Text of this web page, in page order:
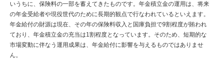
いうちに、保険料の一部を蓄えてきたものです。年金積立金の運用は、将来
の年金受給者や現役世代のために長期的観点で行なわれているといえます。
年金給付の財源は現在、その年の保険料収入と国庫負担で9割程度が賄われ
ており、年金積立金の充当は1割程度となっています。そのため、短期的な
市場変動に伴なう運用成果は、年金給付に影響を与えるものではありませ
ん。